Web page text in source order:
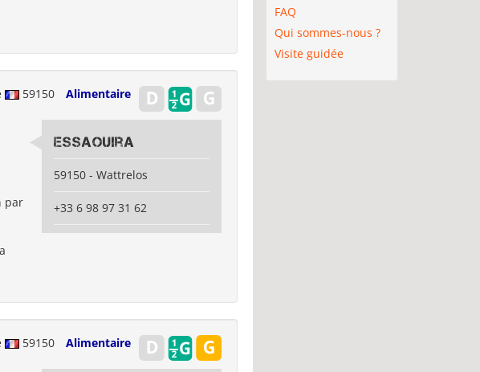
59150 Alimentaire
par
Essaouira
59150 - Wattrelos
+33 6 98 97 31 62
59150 Alimentaire
FAQ
Qui sommes-nous ?
Visite guidée